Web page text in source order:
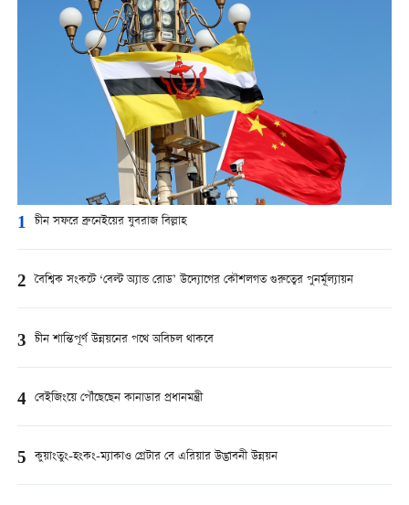
1 চীন সফরে ব্রুনেইয়ের যুবরাজ বিল্লাহ
2 বৈশ্বিক সংকটে ‘বেল্ট অ্যান্ড রোড’ উদ্যোগের কৌশলগত গুরুত্বের পুনর্মূল্যায়ন
3 চীন শান্তিপূর্ণ উন্নয়নের পথে অবিচল থাকবে
4 বেইজিংয়ে পৌঁছেছেন কানাডার প্রধানমন্ত্রী
5 কুয়াংতুং-হংকং-ম্যাকাও গ্রেটার বে এরিয়ার উদ্ভাবনী উন্নয়ন